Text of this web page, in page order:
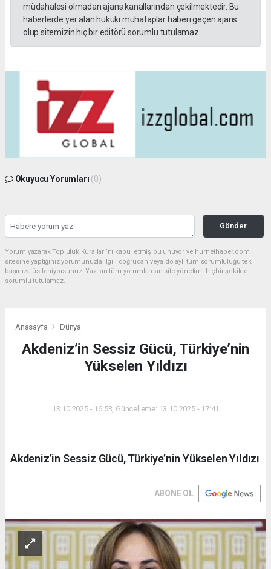
müdahalesi olmadan ajans kanallarından çekilmektedir. Bu
haberlerde yer alan hukuki muhataplar haberi geçen ajans
olup sitemizin hiç bir editörü sorumlu tutulamaz.
Okuyucu Yorumları (0)
Gönder
Yorum yazarak Topluluk Kuralları’nı kabul etmiş bulunuyor ve hurnethaber.com
sitesine yaptığınız yorumunuzla ilgili doğrudan veya dolaylı tüm sorumluluğu tek
başınıza üstleniyorsunuz. Yazılan tüm yorumlardan site yönetimi hiçbir şekilde
sorumlu tutulamaz.
Anasayfa Dünya
Akdeniz’in Sessiz Gücü, Türkiye’nin
Yükselen Yıldızı
13.10.2025 - 16:53, Güncelleme: 13.10.2025 - 17:41
Akdeniz’in Sessiz Gücü, Türkiye’nin Yükselen Yıldızı
ABONE OL